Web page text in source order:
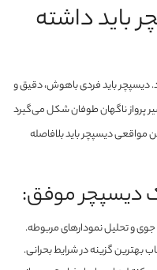
باید داشته
باید فردی باهوش، دقیق و
پرواز ناگهان طوفان شکل می‌گیرد
مواقعی دیسپچر باید بلافاصله
دیسپچر موفق:
و تحلیل نمودارهای مربوطه.
بهترین گزینه در شرایط بحرانی.